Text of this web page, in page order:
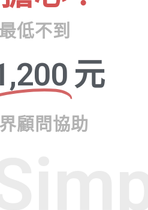
低不到
元
顧問協助